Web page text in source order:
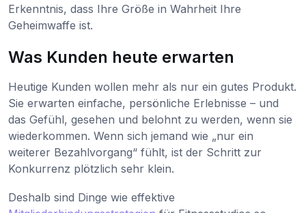
Erkenntnis, dass Ihre Größe in Wahrheit Ihre
Geheimwaffe ist.
Was Kunden heute erwarten
Heutige Kunden wollen mehr als nur ein gutes Produkt.
Sie erwarten einfache, persönliche Erlebnisse – und
das Gefühl, gesehen und belohnt zu werden, wenn sie
wiederkommen. Wenn sich jemand wie „nur ein
weiterer Bezahlvorgang“ fühlt, ist der Schritt zur
Konkurrenz plötzlich sehr klein.
Deshalb sind Dinge wie effektive